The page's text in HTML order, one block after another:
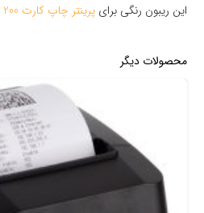
این ریبون رنگی برای پرینتر چاپ کارت HITI CS 200
محصولات دیگر